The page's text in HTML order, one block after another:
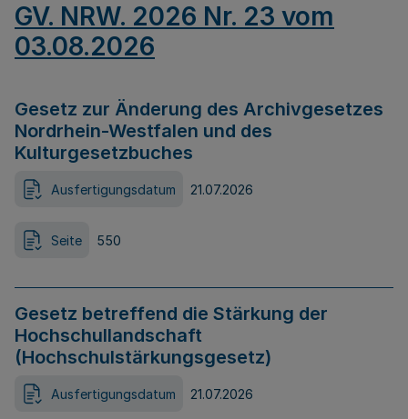
GV. NRW. 2026 Nr. 23 vom
03.08.2026
Gesetz zur Änderung des Archivgesetzes
Nordrhein-Westfalen und des
Kulturgesetzbuches
Ausfertigungsdatum 21.07.2026
Seite 550
Gesetz betreffend die Stärkung der
Hochschullandschaft
(Hochschulstärkungsgesetz)
Ausfertigungsdatum 21.07.2026